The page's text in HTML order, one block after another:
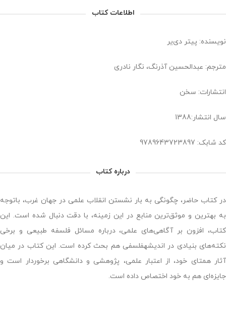
اطلاعات کتاب
نویسنده: پیتر دی‌یر
مترجم: عبدالحسین آذرنگ، نگار نادری
انتشارات: سخن
سال انتشار:1388
کد شابک: 9789643723897
درباره کتاب
در کتاب حاضر، چگونگی به بار نشستن انقلاب علمی در جهان غرب، با‌توجه
به بهترين و موثق‌ترين منابع در اين زمينه، با دقت دنبال شده است. اين
کتاب، افزون بر آگاهی‌های علمی، درباره‌ مسائل فلسفه‌ طبيعی و برخی
نکته‌های بنيادی در انديشه‎فلسفی هم بحث کرده است. اين کتاب در ميان
آثار همتای خود، از اعتبار علمی، پژوهشی و دانشگاهی برخوردار است و
جايزه‌ای هم به خود اختصاص داده است.